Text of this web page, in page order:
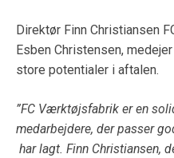
Direktør Finn Christiansen
Esben Christensen,
store potentialer i aftalen.
”FC Værktøjsfabrik er en
medarbejdere, der passer
har lagt. Finn Christiansen,